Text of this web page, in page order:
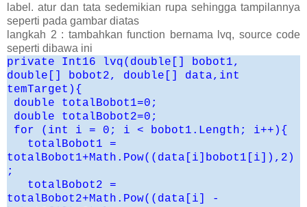
label. atur dan tata sedemikian rupa sehingga tampilannya
seperti pada gambar diatas
langkah 2 : tambahkan function bernama lvq, source code
seperti dibawa ini
private Int16 lvq(double[] bobot1,
double[] bobot2, double[] data,int
temTarget){
double totalBobot1=0;
double totalBobot2=0;
for (int i = 0; i < bobot1.Length; i++){
totalBobot1 =
totalBobot1+Math.Pow((data[i]bobot1[i]),2)
;
totalBobot2 =
totalBobot2+Math.Pow((data[i] -